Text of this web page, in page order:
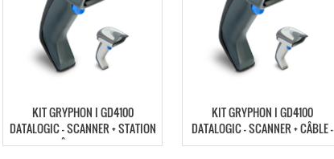
KIT GRYPHON I GD4100
DATALOGIC – SCANNER + STATION
BASE + CÂBLE – GM4130-WH-
KIT GRYPHON I GD4100
DATALOGIC – SCANNER + CÂBLE –
GD4110-BKK10